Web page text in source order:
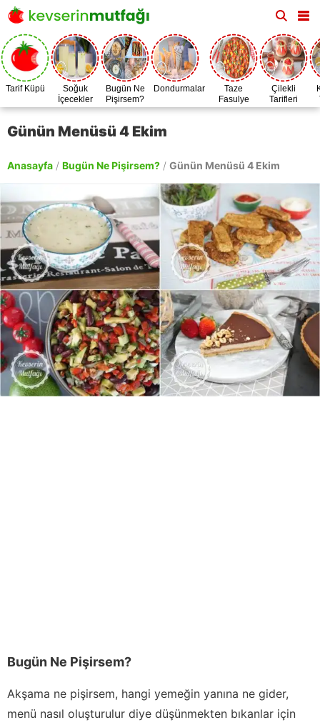
Tarif Küpü
Soğuk
İçecekler
Bugün Ne
Pişirsem?
Dondurmalar
Taze
Fasulye
Zamanı
Çilekli
Tarifleri
Günün Menüsü 4 Ekim
Anasayfa / Bugün Ne Pişirsem? / Günün Menüsü 4 Ekim
Bugün Ne Pişirsem?
Akşama ne pişirsem, hangi yemeğin yanına ne gider,
menü nasıl oluşturulur diye düşünmekten bıkanlar için